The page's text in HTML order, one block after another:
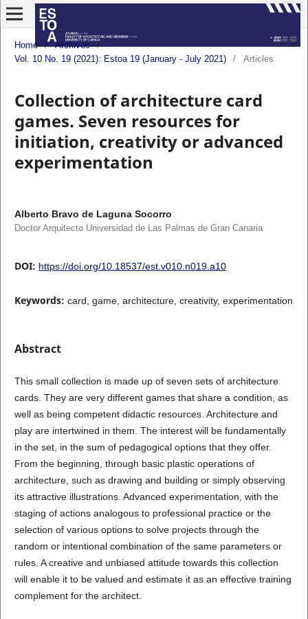
Home / Archives
/
Vol. 10 No. 19 (2021): Estoa 19 (January - July 2021)
/ Articles
Collection of architecture card
games. Seven resources for
initiation, creativity or advanced
experimentation
Alberto Bravo de Laguna Socorro
Doctor Arquitecto Universidad de Las Palmas de Gran Canaria
DOI: https://doi.org/10.18537/est.v010.n019.a10
Keywords: card, game, architecture, creativity, experimentation
Abstract
This small collection is made up of seven sets of architecture
cards. They are very different games that share a condition, as
well as being competent didactic resources. Architecture and
play are intertwined in them. The interest will be fundamentally
in the set, in the sum of pedagogical options that they offer.
From the beginning, through basic plastic operations of
architecture, such as drawing and building or simply observing
its attractive illustrations. Advanced experimentation, with the
staging of actions analogous to professional practice or the
selection of various options to solve projects through the
random or intentional combination of the same parameters or
rules. A creative and unbiased attitude towards this collection
will enable it to be valued and estimate it as an effective training
complement for the architect.